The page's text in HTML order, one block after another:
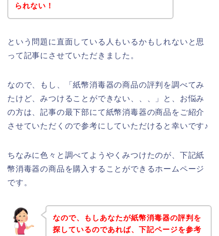
られない！
という問題に直面している人もいるかもしれないと思
って記事にさせていただきました。
なので、もし、「紙幣消毒器の商品の評判を調べてみ
たけど、みつけることができない、、、」と、お悩み
の方は、記事の最下部にて紙幣消毒器の商品をご紹介
させていただくので参考にしていただけると幸いです♪
ちなみに色々と調べてようやくみつけたのが、下記紙
幣消毒器の商品を購入することができるホームページ
です。
なので、もしあなたが紙幣消毒器の評判を
探しているのであれば、下記ページを参考